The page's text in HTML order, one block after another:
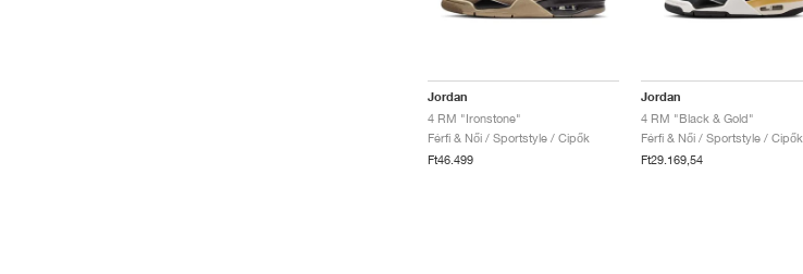
Jordan
4 RM "Ironstone"
Férfi & Női / Sportstyle / Cipők
Ft46.499
Jordan
4 RM "Black & Gold"
Férfi & Női / Sportstyle / Cipők
Ft29.169,54